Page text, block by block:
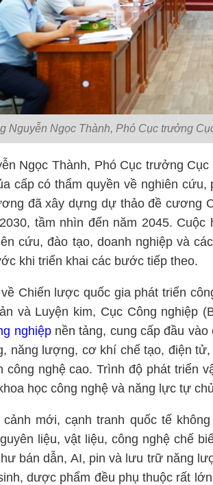
Nguyễn Ngọc Thành, Phó Cục trưởng
Ngọc Thành, Phó Cục trưởng
cấp có thẩm quyền về nghiên
đã xây dựng dự thảo đề cương
tầm nhìn đến năm 2045.
cứu, đào tạo, doanh nghiệp và
khi triển khai các bước tiếp theo.
Chiến lược quốc gia phát triển
và Luyện kim, Cục Công nghiệp
nghiệpnền tảng, cung cấp đầu
năng lượng, cơ khí chế tạo, điện
công nghệ cao. Trình độ phát triển
học công nghệ và năng lực tự
cảnh mới, cạnh tranh quốc tế
liệu, vật liệu, công nghệ chế
bán dẫn, AI, pin và lưu trữ năng
dược phẩm đều phụ thuộc rất